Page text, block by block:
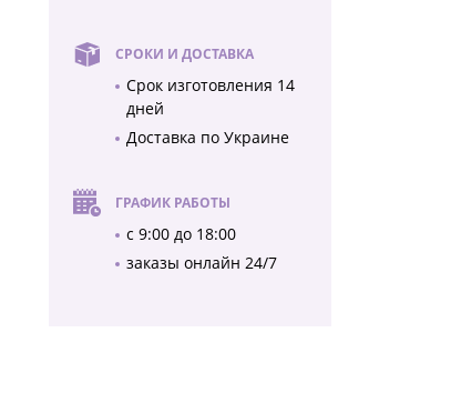
СРОКИ И ДОСТАВКА
Срок изготовления 14
дней
Доставка по Украине
ГРАФИК РАБОТЫ
с 9:00 до 18:00
заказы онлайн 24/7